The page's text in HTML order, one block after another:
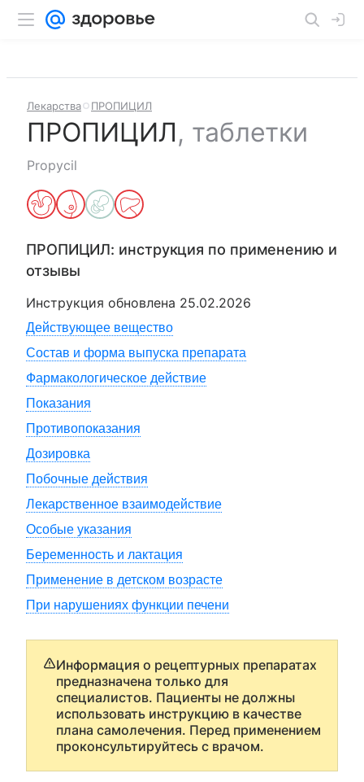
Лекарства ПРОПИЦИЛ
ПРОПИЦИЛ, таблетки
Propycil
ПРОПИЦИЛ: инструкция по применению и
отзывы
Инструкция обновлена 25.02.2026
Действующее вещество
Состав и форма выпуска препарата
Фармакологическое действие
Показания
Противопоказания
Дозировка
Побочные действия
Лекарственное взаимодействие
Особые указания
Беременность и лактация
Применение в детском возрасте
При нарушениях функции печени
Информация о рецептурных препаратах
предназначена только для
специалистов. Пациенты не должны
использовать инструкцию в качестве
плана самолечения. Перед применением
проконсультируйтесь с врачом.